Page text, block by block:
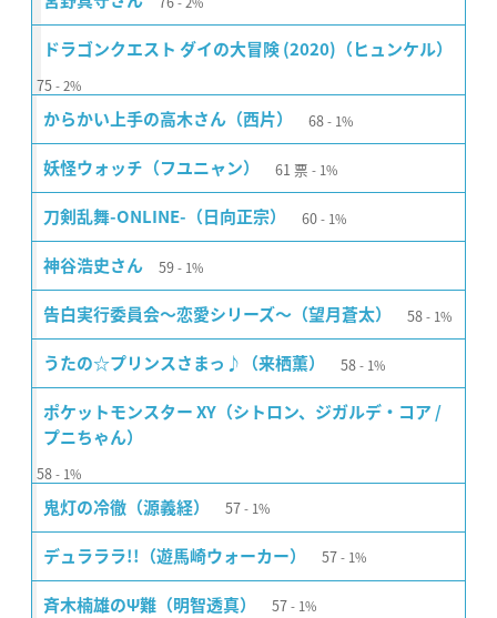
ドラゴンクエスト ダイの大冒険 (2020)（ヒュンケル）
75 2%
からかい上手の高木さん（西片） 68 1%
妖怪ウォッチ（フユニャン） 61 票 1%
刀剣乱舞-ONLINE-（日向正宗） 60 1%
神谷浩史さん 59 1%
告白実行委員会〜恋愛シリーズ〜（望月蒼太） 58 1%
うたの☆プリンスさまっ♪（来栖薫） 58 1%
ポケットモンスター XY（シトロン、ジガルデ・コア /
プニちゃん）
58 1%
鬼灯の冷徹（源義経） 57 1%
デュラララ!!（遊馬崎ウォーカー） 57 1%
斉木楠雄のΨ難（明智透真） 57 1%